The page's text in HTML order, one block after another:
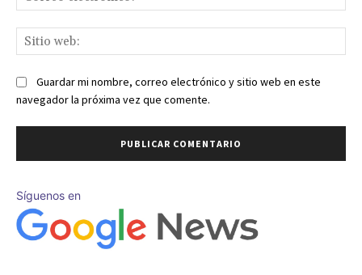
Guardar mi nombre, correo electrónico y sitio web en este
navegador la próxima vez que comente.
Síguenos en